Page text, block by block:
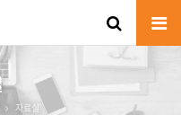
자료실